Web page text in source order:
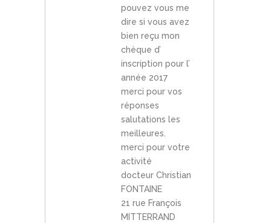
pouvez vous me
dire si vous avez
bien reçu mon
chèque d’
inscription pour l’
année 2017
merci pour vos
réponses
salutations les
meilleures.
merci pour votre
activité
docteur Christian
FONTAINE
21 rue François
MITTERRAND